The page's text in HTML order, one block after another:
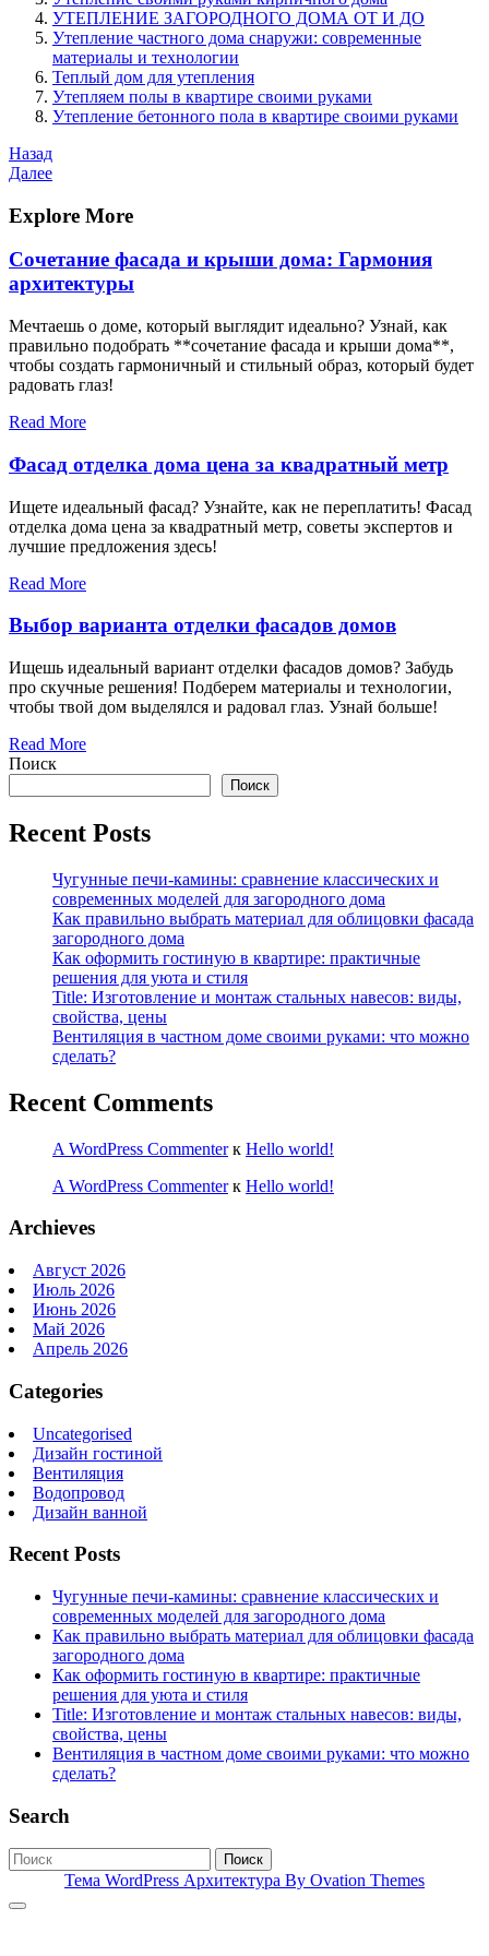
УТЕПЛЕНИЕ ЗАГОРОДНОГО ДОМА ОТ И ДО
Утепление частного дома снаружи: современные
материалы и технологии
Теплый дом для утепления
Утепляем полы в квартире своими руками
Утепление бетонного пола в квартире своими руками
Навигация
по
записям
Предыдущая
запись
Назад
Следующая
Далее
Explore More
Сочетание фасада и крыши дома: Гармония
архитектуры
Мечтаешь о доме, который выглядит идеально? Узнай, как
правильно подобрать **сочетание фасада и крыши дома**,
чтобы создать гармоничный и стильный образ, который будет
радовать глаз!
Read More
Фасад отделка дома цена за квадратный метр
Ищете идеальный фасад? Узнайте, как не переплатить! Фасад
отделка дома цена за квадратный метр, советы экспертов и
лучшие предложения здесь!
Read More
Выбор варианта отделки фасадов домов
Ищешь идеальный вариант отделки фасадов домов? Забудь
про скучные решения! Подберем материалы и технологии,
чтобы твой дом выделялся и радовал глаз. Узнай больше!
Read More
Поиск
Поиск
Recent Posts
Чугунные печи-камины: сравнение классических и
современных моделей для загородного дома
Как правильно выбрать материал для облицовки фасада
загородного дома
Как оформить гостиную в квартире: практичные
решения для уюта и стиля
Title: Изготовление и монтаж стальных навесов: виды,
свойства, цены
Вентиляция в частном доме своими руками: что можно
сделать?
Recent Comments
A WordPress Commenterк Hello world!
A WordPress Commenterк Hello world!
Archieves
Август 2026
Июль 2026
Июнь 2026
Май 2026
Апрель 2026
Categories
Uncategorised
Дизайн гостиной
Вентиляция
Водопровод
Дизайн ванной
Recent Posts
Чугунные печи-камины: сравнение классических и
современных моделей для загородного дома
Как правильно выбрать материал для облицовки фасада
загородного дома
Как оформить гостиную в квартире: практичные
решения для уюта и стиля
Title: Изготовление и монтаж стальных навесов: виды,
свойства, цены
Вентиляция в частном доме своими руками: что можно
сделать?
Search
Поиск
Тема WordPress Архитектура By Ovation Themes